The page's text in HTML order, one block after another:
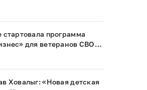
стартовала программа
для ветеранов СВО и
Ховалыг: «Новая детская